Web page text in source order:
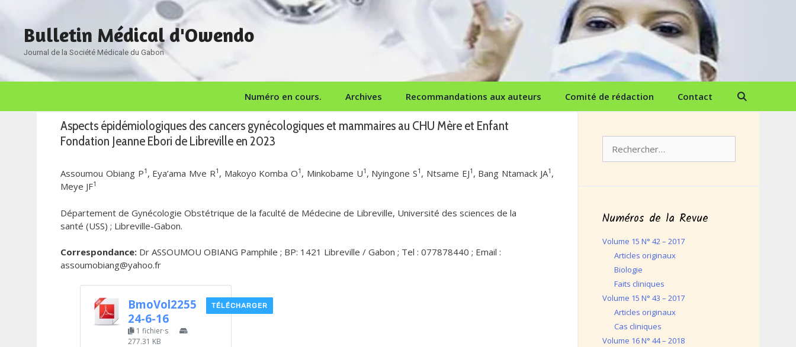
contenuBulletin Médical d'Owendo
Journal de la Société Médicale du Gabon
Numéro en cours. Archives Recommandations aux auteurs Comité de rédaction Contact
Aspects épidémiologiques des cancers gynécologiques et mammaires au CHU Mère et Enfant
Fondation Jeanne Ebori de Libreville en 2023
Assoumou Obiang P1 , Eya’ama Mve R1 , Makoyo Komba O1 , Minkobame U1 , Nyingone S1 , Ntsame EJ1 , Bang Ntamack JA1 ,
Meye JF1
Département de Gynécologie Obstétrique de la faculté de Médecine de Libreville, Université des sciences de la
santé (USS) ; Libreville-Gabon.
Correspondance: Dr ASSOUMOU OBIANG Pamphile ; BP: 1421 Libreville / Gabon ; Tel : 077878440 ; Email :
assoumobiang@yahoo.fr
BmoVol2255
24-6-16
1 fichier·s
277.31 KB
TÉLÉCHARGER
Numéros de la Revue
Volume 15 N° 42 – 2017
Articles originaux
Biologie
Faits cliniques
Volume 15 N° 43 – 2017
Articles originaux
Cas cliniques
Volume 16 N° 44 – 2018